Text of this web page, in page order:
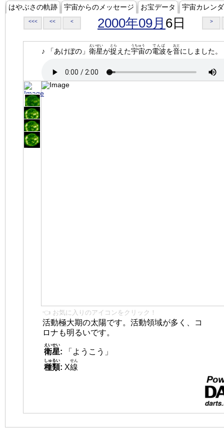
はやぶさの軌跡 宇宙からのメッセージ お宝データ 宇宙カレン
<<< << < 2000年09月 6日 >
♪ 「あけぼの」 衛星
えいせい
が捉
とら
えた宇宙
うちゅう
の電波
でんぱ
を音
おと
にしました。
👈 お気に入りのアイコンをクリック！
活動極大期の太陽です。活動領域が多く、コ
ロナも明るいです。
衛星
えいせい
:
「ようこう」
種類
しゅるい
: X線
せん